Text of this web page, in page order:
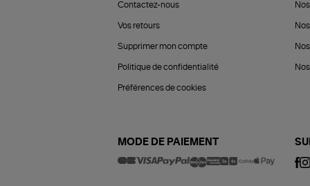
Contactez-nous
Vos retours
Supprimer mon compte
Politique de confidentialité
Préférences de cookies
MODE DE PAIEMENT